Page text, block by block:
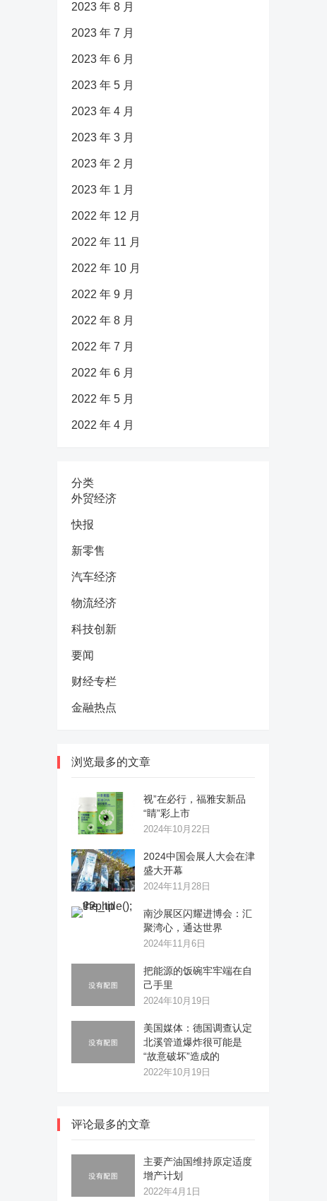
2023 年 8 月
2023 年 7 月
2023 年 6 月
2023 年 5 月
2023 年 4 月
2023 年 3 月
2023 年 2 月
2023 年 1 月
2022 年 12 月
2022 年 11 月
2022 年 10 月
2022 年 9 月
2022 年 8 月
2022 年 7 月
2022 年 6 月
2022 年 5 月
2022 年 4 月
分类
外贸经济
快报
新零售
汽车经济
物流经济
科技创新
要闻
财经专栏
金融热点
浏览最多的文章
视”在必行，福雅安新品
“睛”彩上市
2024年10月22日
2024中国会展人大会在津
盛大开幕
2024年11月28日
南沙展区闪耀进博会：汇
聚湾心，通达世界
2024年11月6日
把能源的饭碗牢牢端在自
己手里
2024年10月19日
美国媒体：德国调查认定
北溪管道爆炸很可能是
“故意破坏”造成的
2022年10月19日
评论最多的文章
主要产油国维持原定适度
增产计划
2022年4月1日